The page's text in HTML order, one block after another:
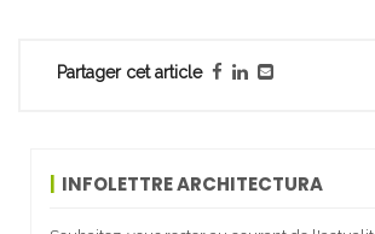
Partager cet article
INFOLETTRE ARCHITECTURA